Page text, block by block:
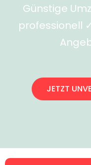
Günstige
professionell
JETZT